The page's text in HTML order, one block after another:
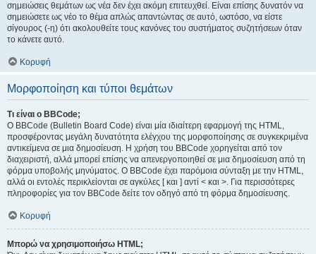
σημειώσεις θεμάτων ως νέα δεν έχει ακόμη επιτευχθεί. Είναι επίσης δυνατόν να
σημειώσετε ως νέο το θέμα απλώς απαντώντας σε αυτό, ωστόσο, να είστε
σίγουρος (-η) ότι ακολουθείτε τους κανόνες του συστήματος συζητήσεων όταν
το κάνετε αυτό.
Κορυφή
Μορφοποίηση και τύποι θεμάτων
Τι είναι ο BBCode;
Ο BBCode (Bulletin Board Code) είναι μία ιδιαίτερη εφαρμογή της HTML,
προσφέροντας μεγάλη δυνατότητα ελέγχου της μορφοποίησης σε συγκεκριμένα
αντικείμενα σε μια δημοσίευση. Η χρήση του BBCode χορηγείται από τον
διαχειριστή, αλλά μπορεί επίσης να απενεργοποιηθεί σε μια δημοσίευση από τη
φόρμα υποβολής μηνύματος. Ο BBCode έχει παρόμοια σύνταξη με την HTML,
αλλά οι εντολές περικλείονται σε αγκύλες [ και ] αντί < και >. Για περισσότερες
πληροφορίες για τον BBCode δείτε τον οδηγό από τη φόρμα δημοσίευσης.
Κορυφή
Μπορώ να χρησιμοποιήσω HTML;